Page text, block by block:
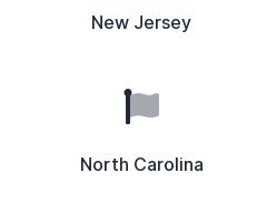
New Jersey
North Carolina